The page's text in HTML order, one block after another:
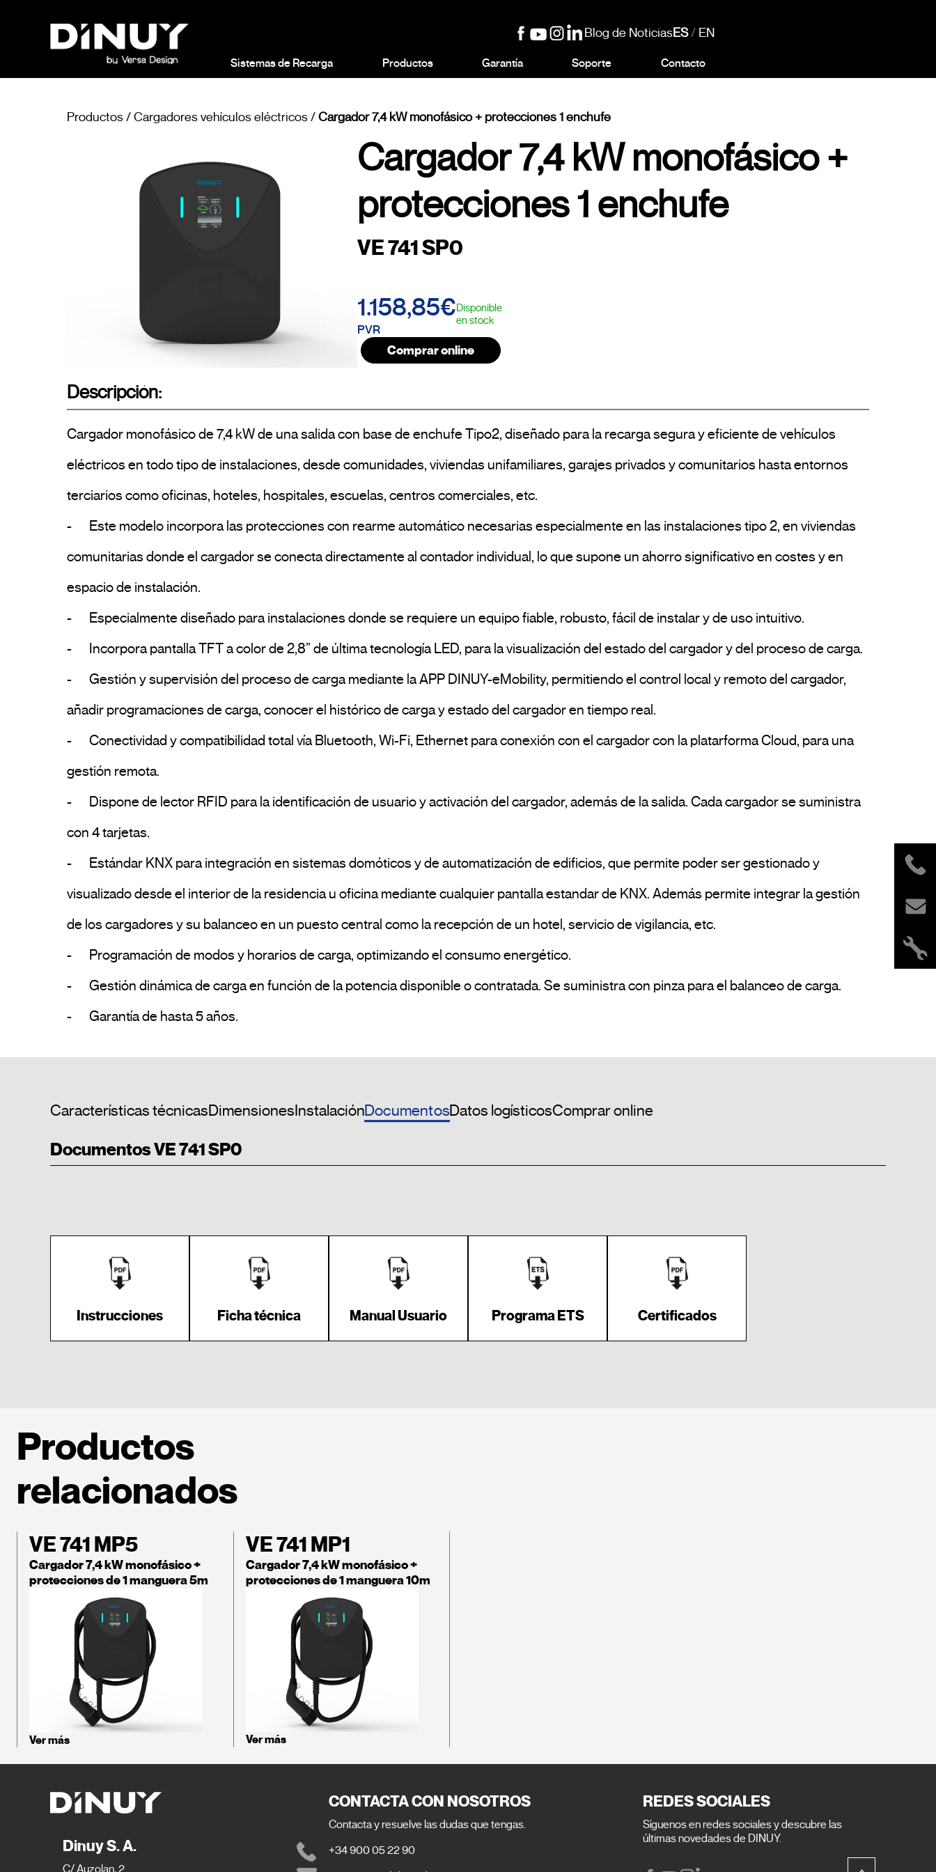
Blog de NoticiasES/ EN
Sistemas de Recarga Productos Garantía Soporte Contacto
Productos/Cargadores vehículos eléctricos/Cargador 7,4 kW monofásico + protecciones 1 enchufe
Cargador 7,4 kW monofásico +
protecciones 1 enchufe
VE 741 SP0
1.158,85€
PVR
Disponible
en stock
Comprar online
Descripción:
Cargador monofásico de 7,4 kW de una salida con base de enchufe Tipo2, diseñado para la recarga segura y eficiente de vehículos
eléctricos en todo tipo de instalaciones, desde comunidades, viviendas unifamiliares, garajes privados y comunitarios hasta entornos
terciarios como oficinas, hoteles, hospitales, escuelas, centros comerciales, etc.
-	Este modelo incorpora las protecciones con rearme automático necesarias especialmente en las instalaciones tipo 2, en viviendas
comunitarias donde el cargador se conecta directamente al contador individual, lo que supone un ahorro significativo en costes y en
espacio de instalación.
-	Especialmente diseñado para instalaciones donde se requiere un equipo fiable, robusto, fácil de instalar y de uso intuitivo.
-	Incorpora pantalla TFT a color de 2,8” de última tecnología LED, para la visualización del estado del cargador y del proceso de carga.
-	Gestión y supervisión del proceso de carga mediante la APP DINUY-eMobility, permitiendo el control local y remoto del cargador,
añadir programaciones de carga, conocer el histórico de carga y estado del cargador en tiempo real.
-	Conectividad y compatibilidad total vía Bluetooth, Wi-Fi, Ethernet para conexión con el cargador con la platarforma Cloud, para una
gestión remota.
-	Dispone de lector RFID para la identificación de usuario y activación del cargador, además de la salida. Cada cargador se suministra
con 4 tarjetas.
-	Estándar KNX para integración en sistemas domóticos y de automatización de edificios, que permite poder ser gestionado y
visualizado desde el interior de la residencia u oficina mediante cualquier pantalla estandar de KNX. Además permite integrar la gestión
de los cargadores y su balanceo en un puesto central como la recepción de un hotel, servicio de vigilancia, etc.
-	Programación de modos y horarios de carga, optimizando el consumo energético.
-	Gestión dinámica de carga en función de la potencia disponible o contratada. Se suministra con pinza para el balanceo de carga.
Características técnicasDimensionesInstalaciónDocumentosDatos logísticosComprar online
Documentos VE 741 SP0
Instrucciones Ficha técnica Manual Usuario Programa ETS Certificados
Productos
relacionados
VE 741 MP5
Cargador 7,4 kW monofásico +
protecciones de 1 manguera 5m
Ver más
VE 741 MP1
Cargador 7,4 kW monofásico +
protecciones de 1 manguera 10m
Ver más
Dinuy S. A.
C/ Auzolan, 2
CONTACTA CON NOSOTROS
Contacta y resuelve las dudas que tengas.
+34 900 05 22 90
REDES SOCIALES
Síguenos en redes sociales y descubre las
últimas novedades de DINUY.